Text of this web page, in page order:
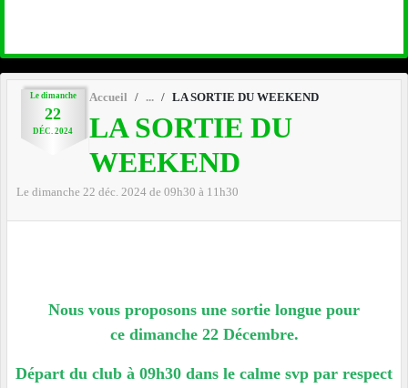
Le dimanche
22
DÉC. 2024
Accueil LA SORTIE DU WEEKEND
LA SORTIE DU
WEEKEND
Le dimanche 22 déc. 2024 de 09h30 à 11h30
Nous vous proposons une sortie longue pour
ce dimanche 22 Décembre.
Départ du club à 09h30 dans le calme svp par respect